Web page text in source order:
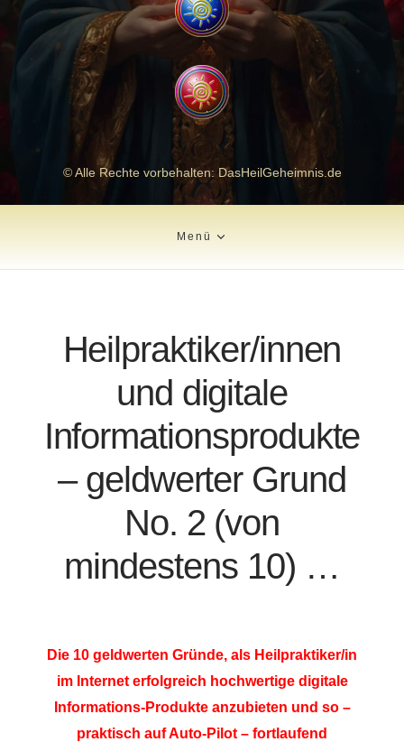
© Alle Rechte vorbehalten: DasHeilGeheimnis.de
Menü
Heilpraktiker/innen
und digitale
Informationsprodukte
– geldwerter Grund
No. 2 (von
mindestens 10) …
Die 10 geldwerten Gründe, als Heilpraktiker/in
im Internet erfolgreich hochwertige digitale
Informations-Produkte anzubieten und so –
praktisch auf Auto-Pilot – fortlaufend